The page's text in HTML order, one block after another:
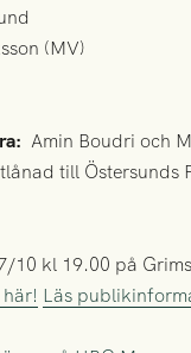
(MV)
Amin Boudri och
till Östersunds
10 kl 19.00 på
Läs